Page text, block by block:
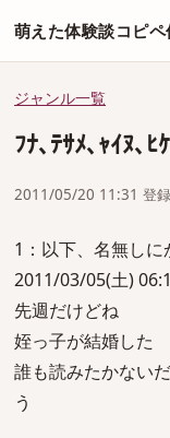
萌えた体験談コピペ
ジャンル一覧
ﾌﾅ､ﾃｻﾒ､ｬｲﾇ､ﾋ
2011/05/20 11:31 登
1：以下、名無しに
2011/03/05(土)
先週だけどね
姪っ子が結婚した
誰も読みたかない
う